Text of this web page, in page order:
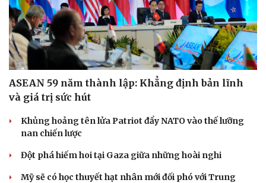
ASEAN 59 năm thành lập: Khẳng định bản lĩnh
và giá trị sức hút
Khủng hoảng tên lửa Patriot đẩy NATO vào thế lưỡng
nan chiến lược
Đột phá hiếm hoi tại Gaza giữa những hoài nghi
Mỹ sẽ có học thuyết hạt nhân mới đối phó với Trung